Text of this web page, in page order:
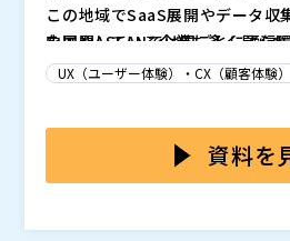
この地域でSaaS展開やデータ収
を展開している企業も多く見ら
むためには通信速度や品質が不可
市場では、顧客の要求レベルも
信の安定性確保は顧客体験に直
中国やASEANでは国ごとに通信
内でも都市部と地方で通信環境の
て大きな課題となります。 例）
ステムの存在やISP相互接続性の
提供できている事業者は少なく
に伴うトラフィック増加により
Bサイト表示を高速化するため
UX（ユーザー体験）・CX（顧客体験）
資料を